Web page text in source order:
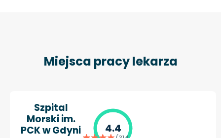
Miejsca pracy lekarza
Szpital
Morski im.
PCK w Gdyni
4.4